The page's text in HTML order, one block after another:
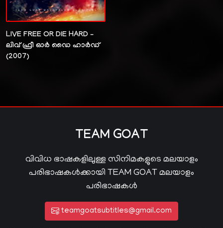
LIVE FREE OR DIE HARD –
ലിവ് ഫ്രീ ഓർ ഡൈ ഹാർഡ്
(2007)
TEAM GOAT
വിവിധ ഭാഷകളിലുള്ള സിനിമകളുടെ മലയാളം
പരിഭാഷകൾക്കായി TEAM GOAT മലയാളം
പരിഭാഷകൾ
teamgoatsubtitles@gmail.com